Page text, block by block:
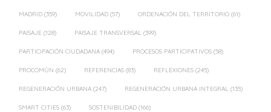
MADRID (359) MOVILIDAD (57) ORDENACIÓN DEL TERRITORIO (61)
PAISAJE (128) PAISAJE TRANSVERSAL (399)
PARTICIPACIÓN CIUDADANA (494) PROCESOS PARTICIPATIVOS (58)
PROCOMÚN (62) REFERENCIAS (83) REFLEXIONES (245)
REGENERACIÓN URBANA (247) REGENERACIÓN URBANA INTEGRAL (135)
SMART CITIES (63) SOSTENIBILIDAD (166)